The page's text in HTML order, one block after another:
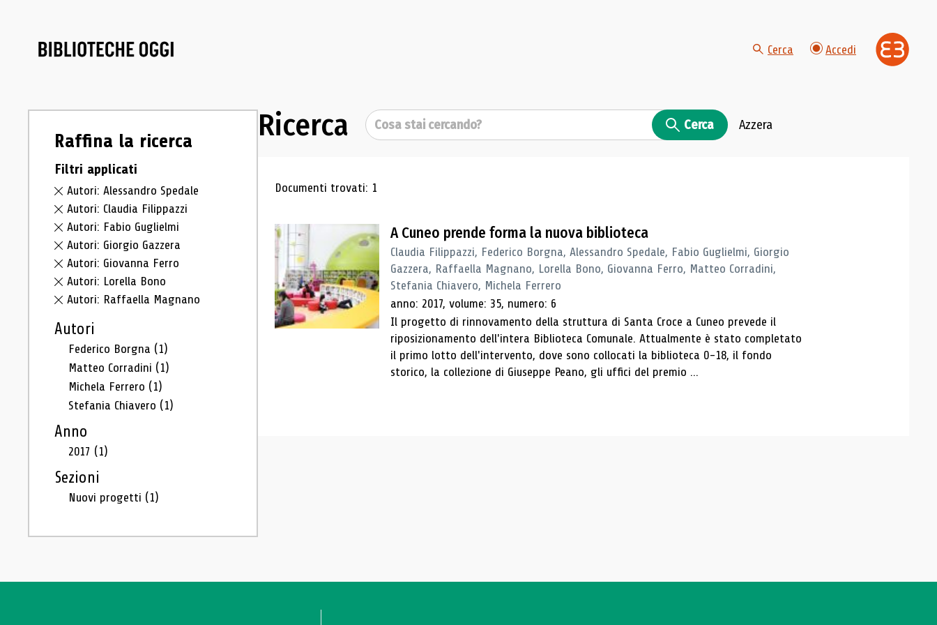
Cerca Accedi
Raffina la ricerca
Filtri applicati
Autori: Alessandro Spedale
Autori: Claudia Filippazzi
Autori: Fabio Guglielmi
Autori: Giorgio Gazzera
Autori: Giovanna Ferro
Autori: Lorella Bono
Autori: Raffaella Magnano
Autori
Federico Borgna (1)
Matteo Corradini (1)
Michela Ferrero (1)
Stefania Chiavero (1)
Anno
2017 (1)
Sezioni
Nuovi progetti (1)
Ricerca Cerca Cerca Azzera
Risultati di ricerca
Documenti trovati: 1
A Cuneo prende forma la nuova biblioteca
Claudia Filippazzi, Federico Borgna, Alessandro Spedale, Fabio Guglielmi, Giorgio
Gazzera, Raffaella Magnano, Lorella Bono, Giovanna Ferro, Matteo Corradini,
Stefania Chiavero, Michela Ferrero
anno: 2017, volume: 35, numero: 6
Il progetto di rinnovamento della struttura di Santa Croce a Cuneo prevede il
riposizionamento dell'intera Biblioteca Comunale. Attualmente è stato completato
il primo lotto dell'intervento, dove sono collocati la biblioteca 0-18, il fondo
storico, la collezione di Giuseppe Peano, gli uffici del premio ...